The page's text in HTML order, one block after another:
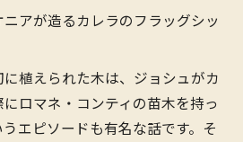
アが造るカレラのフラッグシッ
植えられた木は、ジョシュがカ
ロマネ・コンティの苗木を持っ
エピソードも有名な話です。そ